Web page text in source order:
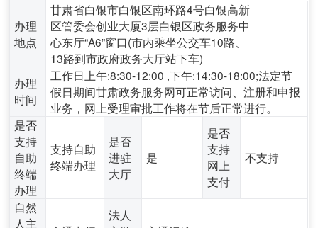
办理
地点
甘肃省白银市白银区南环路4号白银高新
区管委会创业大厦3层白银区政务服务中
心东厅“A6”窗口(市内乘坐公交车10路、
13路到市政府政务大厅站下车)
办理
时间
工作日上午:8:30-12:00 ,下午:14:30-18:00;法定节
假日期间甘肃政务服务网可正常访问、注册和申报
业务，网上受理审批工作将在节后正常进行。
是否
支持
自助
终端
办理
支持自助
终端办理
是否
进驻
大厅
是
是否
支持
网上
支付
不支持
自然
人主
法人